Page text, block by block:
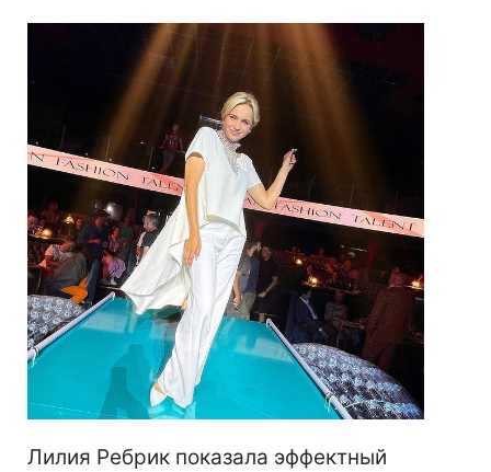
Лилия Ребрик показала эффектный